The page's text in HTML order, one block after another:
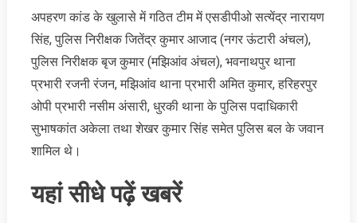
अपहरण कांड के खुलासे में गठित टीम में एसडीपीओ सत्येंद्र नारायण
सिंह, पुलिस निरीक्षक जितेंद्र कुमार आजाद (नगर ऊंटारी अंचल),
पुलिस निरीक्षक बृज कुमार (मझिआंव अंचल), भवनाथपुर थाना
प्रभारी रजनी रंजन, मझिआंव थाना प्रभारी अमित कुमार, हरिहरपुर
ओपी प्रभारी नसीम अंसारी, धुरकी थाना के पुलिस पदाधिकारी
सुभाषकांत अकेला तथा शेखर कुमार सिंह समेत पुलिस बल के जवान
शामिल थे।
​यहां सीधे पढ़ें खबरें